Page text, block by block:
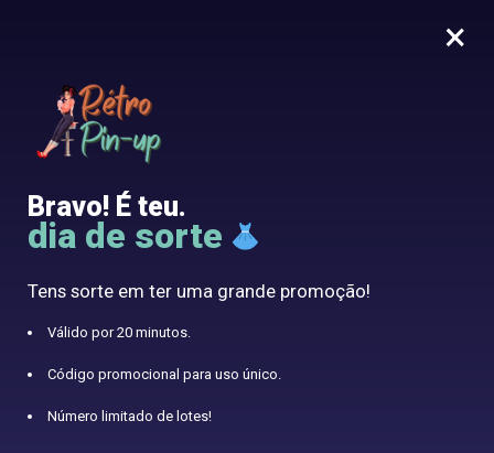
0
10% oferecido com o código RETRO10
Home / Vestido anos 60
×
Bravo! É teu.
dia de sorte
Tens sorte em ter uma grande promoção!
Válido por 20 minutos.
Código promocional para uso único.
Número limitado de lotes!